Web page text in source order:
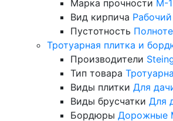
Марка прочности М-
Вид кирпича Рабочий
Пустотность
Тротуарная плитка и
Производители
Тип товара
Виды плитки Для
Виды брусчатки Для
Бордюры Дорожные